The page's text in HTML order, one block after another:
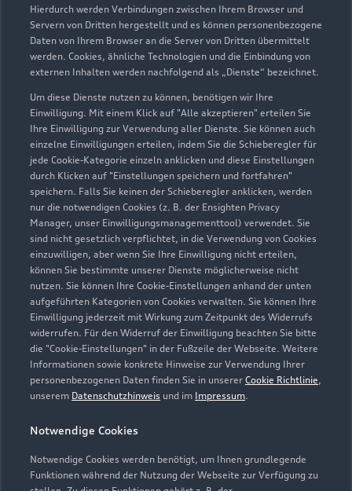
Hierdurch werden Verbindungen zwischen Ihrem Browser und
Servern von Dritten hergestellt und es können personenbezogene
Daten von Ihrem Browser an die Server von Dritten übermittelt
werden. Cookies, ähnliche Technologien und die Einbindung von
externen Inhalten werden nachfolgend als „Dienste“ bezeichnet.
Um diese Dienste nutzen zu können, benötigen wir Ihre
Einwilligung. Mit einem Klick auf "Alle akzeptieren" erteilen Sie
Ihre Einwilligung zur Verwendung aller Dienste. Sie können auch
einzelne Einwilligungen erteilen, indem Sie die Schieberegler für
jede Cookie-Kategorie einzeln anklicken und diese Einstellungen
durch Klicken auf "Einstellungen speichern und fortfahren"
speichern. Falls Sie keinen der Schieberegler anklicken, werden
nur die notwendigen Cookies (z. B. der Ensighten Privacy
Manager, unser Einwilligungsmanagementtool) verwendet. Sie
sind nicht gesetzlich verpflichtet, in die Verwendung von Cookies
einzuwilligen, aber wenn Sie Ihre Einwilligung nicht erteilen,
können Sie bestimmte unserer Dienste möglicherweise nicht
nutzen. Sie können Ihre Cookie-Einstellungen anhand der unten
aufgeführten Kategorien von Cookies verwalten. Sie können Ihre
Einwilligung jederzeit mit Wirkung zum Zeitpunkt des Widerrufs
widerrufen. Für den Widerruf der Einwilligung beachten Sie bitte
die "Cookie-Einstellungen" in der Fußzeile der Webseite. Weitere
Informationen sowie konkrete Hinweise zur Verwendung Ihrer
personenbezogenen Daten finden Sie in unserer Cookie Richtlinie,
unserem Datenschutzhinweis und im Impressum.
Notwendige Cookies
Notwendige Cookies werden benötigt, um Ihnen grundlegende
Funktionen während der Nutzung der Webseite zur Verfügung zu
Zur Inspektion
Zur Reparatur